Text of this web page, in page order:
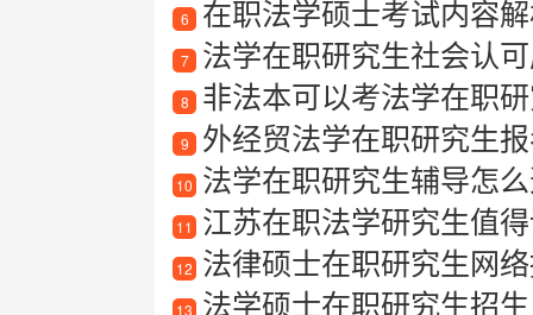
6 在职法学硕士考试内容
7 法学在职研究生社会认
8 非法本可以考法学在职
9 外经贸法学在职研究生
10 法学在职研究生辅导怎
11 江苏在职法学研究生值
12 法律硕士在职研究生网
13 法学硕士在职研究生招生